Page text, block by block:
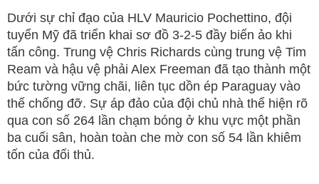
Dưới sự chỉ đạo của HLV Mauricio Pochettino, đội
tuyển Mỹ đã triển khai sơ đồ 3-2-5 đầy biến ảo khi
tấn công. Trung vệ Chris Richards cùng trung vệ Tim
Ream và hậu vệ phải Alex Freeman đã tạo thành một
bức tường vững chãi, liên tục dồn ép Paraguay vào
thế chống đỡ. Sự áp đảo của đội chủ nhà thể hiện rõ
qua con số 264 lần chạm bóng ở khu vực một phần
ba cuối sân, hoàn toàn che mờ con số 54 lần khiêm
tốn của đối thủ.